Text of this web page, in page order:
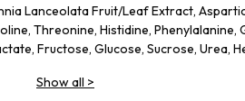
Lanceolata Fruit/Leaf Extract,
Threonine, Histidine, Phenylalanine,
Fructose, Glucose, Sucrose, Urea,
Sorbate, Sodium Benzoate, 1,2-
Show all >